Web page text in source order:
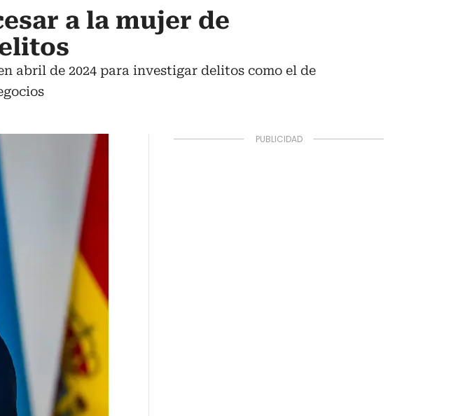
a la mujer de
abril de 2024 para investigar delitos como el de